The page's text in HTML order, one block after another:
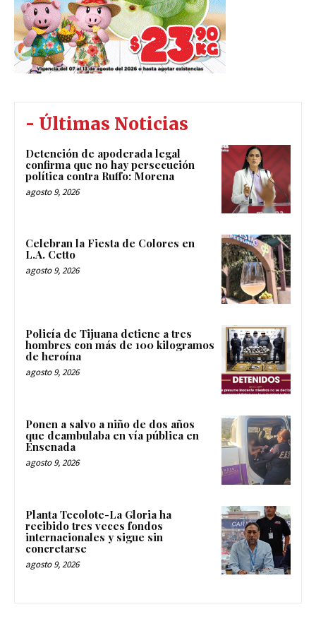
- Últimas Noticias
Detención de apoderada legal
confirma que no hay persecución
política contra Ruffo: Morena
agosto 9, 2026
Celebran la Fiesta de Colores en
L.A. Cetto
agosto 9, 2026
Policía de Tijuana detiene a tres
hombres con más de 100 kilogramos
de heroína
agosto 9, 2026
Ponen a salvo a niño de dos años
que deambulaba en vía pública en
Ensenada
agosto 9, 2026
Planta Tecolote-La Gloria ha
recibido tres veces fondos
internacionales y sigue sin
concretarse
agosto 9, 2026